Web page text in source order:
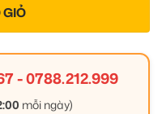
GIỎ
-0788.212.999
mỗi ngày)